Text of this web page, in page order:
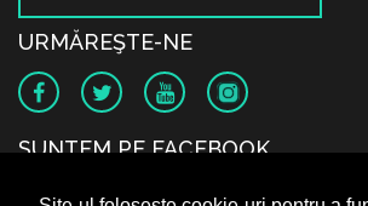
URMĂREŞTE-NE
SUNTEM PE FACEBOOK